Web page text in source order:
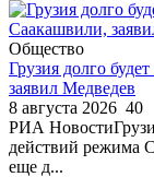
Общество
Грузия долго
заявил Медведев
8 августа 2026 40
РИА
действий режима
еще д...